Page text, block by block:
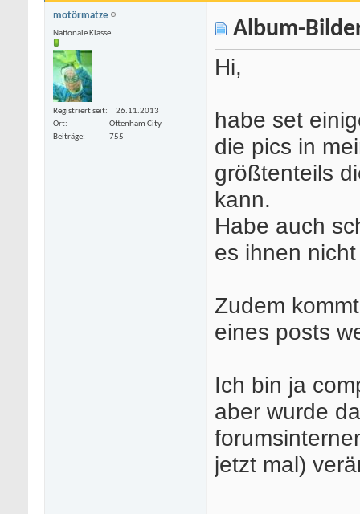
motörmatze
Nationale Klasse
Registriert seit
26.11.2013
Ort
Ottenham City
Beiträge
755
Album-
Hi,
habe set
die pics in
größtenteils
kann.
Habe auch
es ihnen
Zudem
eines posts
Ich bin ja
aber wurde
jetzt mal)